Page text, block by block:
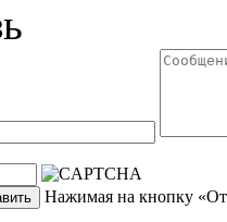
Нажимая на кнопку